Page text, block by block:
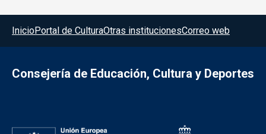
Menú del pie
InicioPortal de CulturaOtras institucionesCorreo web
Consejería de Educación, Cultura y Deportes